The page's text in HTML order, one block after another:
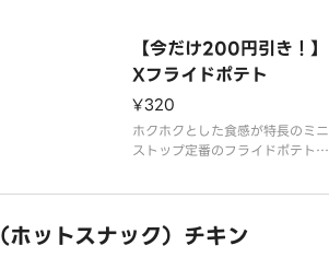
【今だけ200円引き！】
Xフライドポテト
¥320
ホクホクとした食感が特長のミニ
ストップ定番のフライドポテト。
しております。
（ホットスナック）チキン